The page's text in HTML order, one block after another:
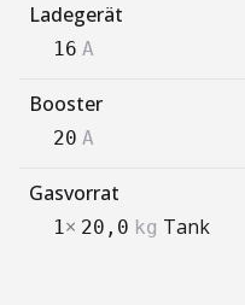
Ladegerät
16 A
Booster
20 A
Gasvorrat
1× 20,0 kg Tank